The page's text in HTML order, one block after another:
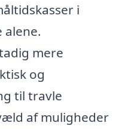
i
alene.
mere
og
til travle
af muligheder